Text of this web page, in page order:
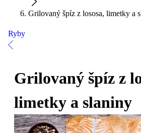
Grilovaný špíz z lososa, limetky a
Ryby
Grilovaný špíz z
limetky a slaniny